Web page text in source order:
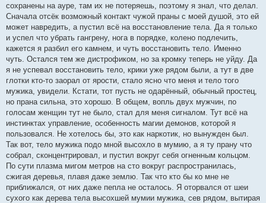
сохранены на ауре, там их не потеряешь, поэтому я знал, что делал.
Сначала отсёк возможный контакт чужой праны с моей душой, это ей
может навредить, а пустил всё на восстановление тела. Да я только
и успел что убрать гангрену, нога в порядке, колено подлечить,
кажется я разбил его камнем, и чуть восстановить тело. Именно
чуть. Остался тем же дистрофиком, но за кромку теперь не уйду. Да
я не успевал восстановить тело, крики уже рядом были, а тут в две
глотки кто-то заорал от ярости, стало ясно что меня и тело того
мужика, увидели. Кстати, тот пусть не одарённый, обычный простец,
но прана сильна, это хорошо. В общем, вопль двух мужчин, по
голосам женщин тут не было, стал для меня сигналом. Тут всё на
инстинктах управление, особенность магии демонов, которой я
пользовался. Не хотелось бы, это как наркотик, но вынужден был.
Так вот, тело мужика подо мной высохло в мумию, а я ту прану что
собрал, сконцентрировал, и пустил вокруг себя огненным кольцом.
По сути плазма мигом метров на сто вокруг распространилась,
сжигая деревья, плавя даже землю. Так что кто бы ко мне не
приближался, от них даже пепла не осталось. Я оторвался от шеи
сухого как дерева тела высохшей мумии мужика, сев рядом, вытирая